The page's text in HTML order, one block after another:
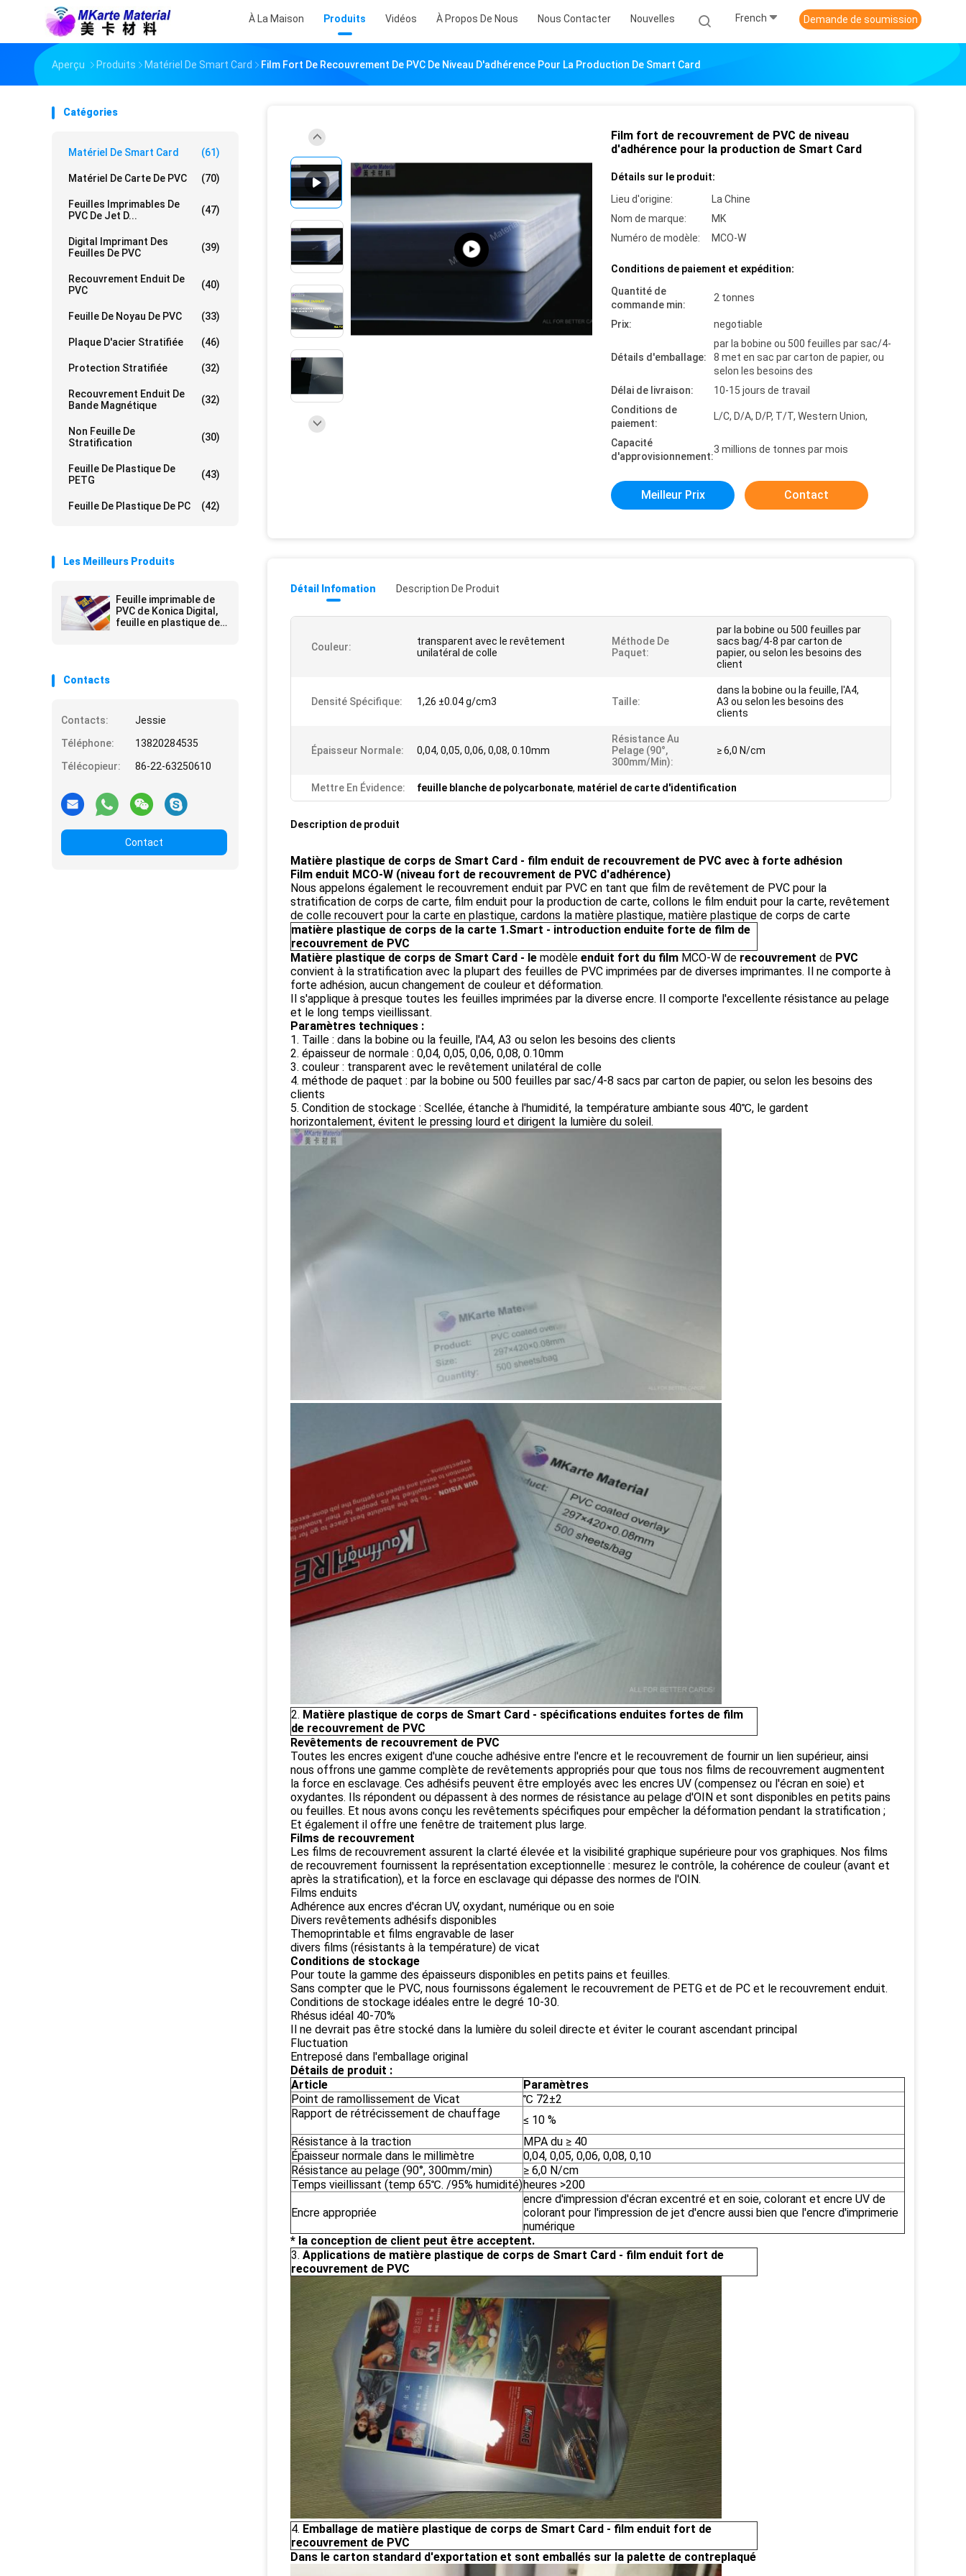
À La Maison Produits Vidéos À Propos De Nous Nous Contacter Nouvelles French Demande de soumission
Aperçu Produits Matériel De Smart Card Film Fort De Recouvrement De PVC De Niveau D'adhérence Pour La Production De Smart Card
Catégories
Matériel De Smart Card (61)
Matériel De Carte De PVC (70)
Feuilles Imprimables De
PVC De Jet D...
(47)
Digital Imprimant Des
Feuilles De PVC
(39)
Recouvrement Enduit De
PVC
(40)
Feuille De Noyau De PVC (33)
Plaque D'acier Stratifiée (46)
Protection Stratifiée (32)
Recouvrement Enduit De
Bande Magnétique
(32)
Non Feuille De
Stratification
(30)
Feuille De Plastique De
PETG
(43)
Feuille De Plastique De PC (42)
Les Meilleurs Produits
Feuille imprimable de
PVC de Konica Digital,
feuille en plastique de
Contacts
Contacts:
Jessie
Téléphone:
13820284535
Télécopieur:
86-22-63250610
Contact
Film fort de recouvrement de PVC de niveau
d'adhérence pour la production de Smart Card
Détails sur le produit:
Lieu d'origine:
La Chine
Nom de marque:
MK
Numéro de modèle:
MCO-W
Conditions de paiement et expédition:
Quantité de
commande min:
2 tonnes
Prix: negotiable
Détails d'emballage:
par la bobine ou 500 feuilles par sac/4-
8 met en sac par carton de papier, ou
selon les besoins des
Délai de livraison:
10-15 jours de travail
Conditions de
paiement:
L/C, D/A, D/P, T/T, Western Union,
Capacité
d'approvisionnement:
3 millions de tonnes par mois
Meilleur Prix Contact
Détail Infomation Description De Produit
Couleur:
transparent avec le revêtement
unilatéral de colle
Méthode De
Paquet:
par la bobine ou 500 feuilles par
sacs bag/4-8 par carton de
papier, ou selon les besoins des
client
Densité Spécifique: 1,26 ±0.04 g/cm3 Taille:
dans la bobine ou la feuille, l'A4,
A3 ou selon les besoins des
clients
Épaisseur Normale: 0,04, 0,05, 0,06, 0,08, 0.10mm
Résistance Au
Pelage (90°,
300mm/min):
≥ 6,0 N/cm
Mettre En Évidence: feuille blanche de polycarbonate, matériel de carte d'identification
Description de produit
Matière plastique de corps de Smart Card - film enduit de recouvrement de PVC avec à forte adhésion
Film enduit MCO-W (niveau fort de recouvrement de PVC d'adhérence)
Nous appelons également le recouvrement enduit par PVC en tant que film de revêtement de PVC pour la
stratification de corps de carte, film enduit pour la production de carte, collons le film enduit pour la carte, revêtement
de colle recouvert pour la carte en plastique, cardons la matière plastique, matière plastique de corps de carte
matière plastique de corps de la carte 1.Smart - introduction enduite forte de film de
recouvrement de PVC
Matière plastique de corps de Smart Card - le modèle enduit fort du film MCO-W de recouvrement de PVC
convient à la stratification avec la plupart des feuilles de PVC imprimées par de diverses imprimantes. Il ne comporte à
forte adhésion, aucun changement de couleur et déformation.
Il s'applique à presque toutes les feuilles imprimées par la diverse encre. Il comporte l'excellente résistance au pelage
et le long temps vieillissant.
Paramètres techniques :
1. Taille : dans la bobine ou la feuille, l'A4, A3 ou selon les besoins des clients
2. épaisseur de normale : 0,04, 0,05, 0,06, 0,08, 0.10mm
3. couleur : transparent avec le revêtement unilatéral de colle
4. méthode de paquet : par la bobine ou 500 feuilles par sac/4-8 sacs par carton de papier, ou selon les besoins des
clients
5. Condition de stockage : Scellée, étanche à l'humidité, la température ambiante sous 40℃, le gardent
horizontalement, évitent le pressing lourd et dirigent la lumière du soleil.
2. Matière plastique de corps de Smart Card - spécifications enduites fortes de film
de recouvrement de PVC
Revêtements de recouvrement de PVC
Toutes les encres exigent d'une couche adhésive entre l'encre et le recouvrement de fournir un lien supérieur, ainsi
nous offrons une gamme complète de revêtements appropriés pour que tous nos films de recouvrement augmentent
la force en esclavage. Ces adhésifs peuvent être employés avec les encres UV (compensez ou l'écran en soie) et
oxydantes. Ils répondent ou dépassent à des normes de résistance au pelage d'OIN et sont disponibles en petits pains
ou feuilles. Et nous avons conçu les revêtements spécifiques pour empêcher la déformation pendant la stratification ;
Et également il offre une fenêtre de traitement plus large.
Films de recouvrement
Les films de recouvrement assurent la clarté élevée et la visibilité graphique supérieure pour vos graphiques. Nos films
de recouvrement fournissent la représentation exceptionnelle : mesurez le contrôle, la cohérence de couleur (avant et
après la stratification), et la force en esclavage qui dépasse des normes de l'OIN.
Films enduits
Adhérence aux encres d'écran UV, oxydant, numérique ou en soie
Divers revêtements adhésifs disponibles
Themoprintable et films engravable de laser
divers films (résistants à la température) de vicat
Conditions de stockage
Pour toute la gamme des épaisseurs disponibles en petits pains et feuilles.
Sans compter que le PVC, nous fournissons également le recouvrement de PETG et de PC et le recouvrement enduit.
Conditions de stockage idéales entre le degré 10-30.
Rhésus idéal 40-70%
Il ne devrait pas être stocké dans la lumière du soleil directe et éviter le courant ascendant principal
Fluctuation
Entreposé dans l'emballage original
Détails de produit :
Article
Paramètres
Point de ramollissement de Vicat
℃ 72±2
Rapport de rétrécissement de chauffage
≤ 10 %
Résistance à la traction
MPA du ≥ 40
Épaisseur normale dans le millimètre
0,04, 0,05, 0,06, 0,08, 0,10
Résistance au pelage (90°, 300mm/min)
≥ 6,0 N/cm
Temps vieillissant (temp 65℃. /95% humidité)heures >200
Encre appropriée
encre d'impression d'écran excentré et en soie, colorant et encre UV de
colorant pour l'impression de jet d'encre aussi bien que l'encre d'imprimerie
numérique
* la conception de client peut être acceptent.
3. Applications de matière plastique de corps de Smart Card - film enduit fort de
recouvrement de PVC
4. Emballage de matière plastique de corps de Smart Card - film enduit fort de
recouvrement de PVC
Dans le carton standard d'exportation et sont emballés sur la palette de contreplaqué